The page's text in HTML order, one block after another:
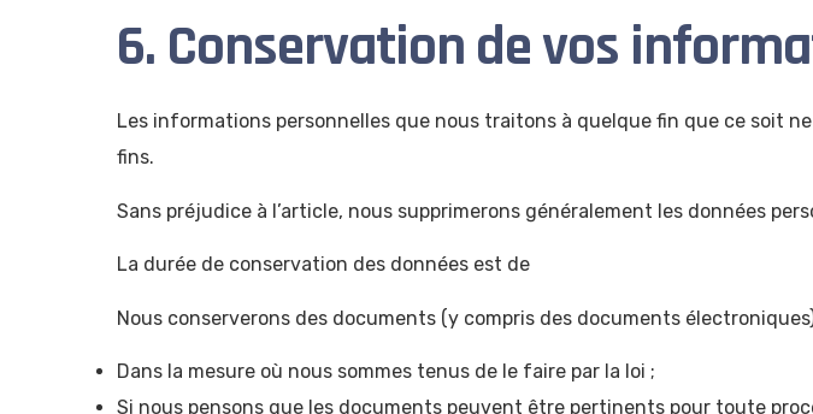
6. Conservation de vos
Les informations personnelles que nous traitons à quelque fin que ce soit
fins.
Sans préjudice à l’article, nous supprimerons généralement les données
La durée de conservation des données est de
Nous conserverons des documents (y compris des documents
Dans la mesure où nous sommes tenus de le faire par la loi ;
Si nous pensons que les documents peuvent être pertinents pour toute